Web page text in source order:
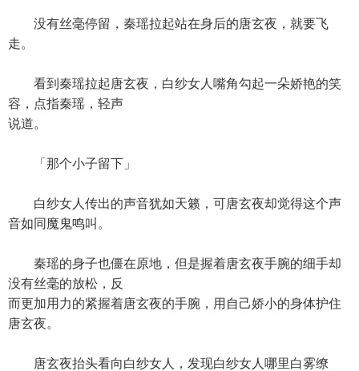
没有丝毫停留，秦瑶拉起站在身后的唐玄夜，就要飞
走。
看到秦瑶拉起唐玄夜，白纱女人嘴角勾起一朵娇艳的笑
容，点指秦瑶，轻声
说道。
「那个小子留下」
白纱女人传出的声音犹如天籁，可唐玄夜却觉得这个声
音如同魔鬼鸣叫。
秦瑶的身子也僵在原地，但是握着唐玄夜手腕的细手却
没有丝毫的放松，反
而更加用力的紧握着唐玄夜的手腕，用自己娇小的身体护住
唐玄夜。
唐玄夜抬头看向白纱女人，发现白纱女人哪里白雾缭